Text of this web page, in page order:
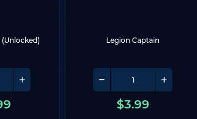
Legion Captain
$3.99